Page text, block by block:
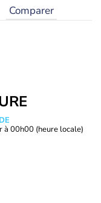
Comparer
à 00h00 (heure locale)